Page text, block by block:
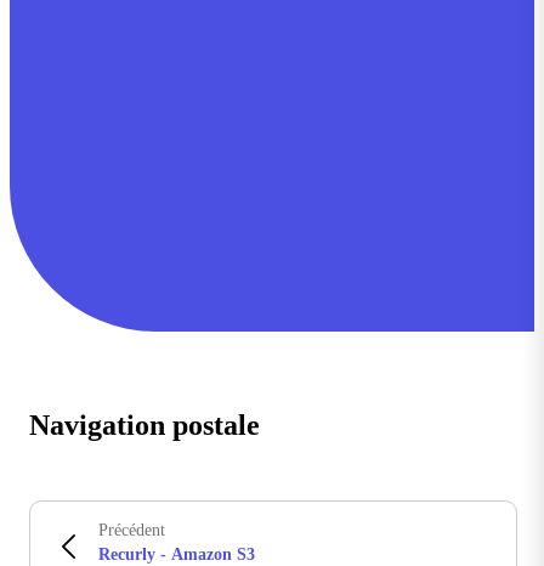
Navigation postale
Précédent
Recurly - Amazon S3